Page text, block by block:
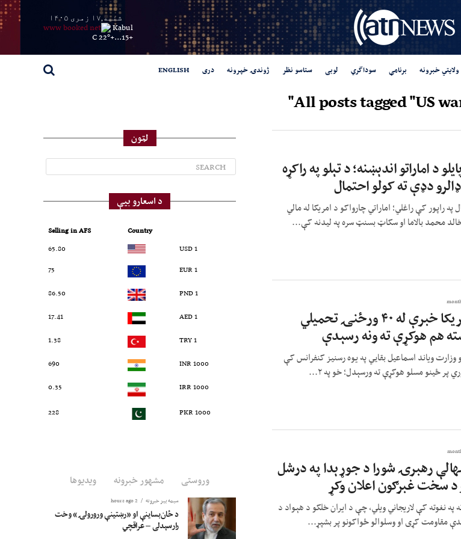
شنبه,۱۷ زمری ۱۴۰۵
Kabul
+
15...
+
22° C
ولایتي خبرونه برنامې سوداگري لوبی ستاسو نظر ژوندۍ خپرونه دری ENGLISH
All posts tagged "US
د اماراتو اندېښنه؛ د تېلو په راکړه
دډې ته کولو احتمال
راپور کې راغلي؛ اماراتي چارواکو د امریکا له مالي
محمد بالاما او سکاټ بسنټ سره په لیدنه کې...
د ایران او امریکا خبرې له ۴۰ ورځنۍ تحمیلي
هم هوکړې ته ونه رسېدې
وزارت ویاند اسماعیل بقايي په یوه رسنیز کنفرانس کې
پر ځینو مسلو هوکړې ته ورسېدل؛ خو په ۲...
رهبرۍ شورا د جوړېدا په درشل
سخت غبرګون اعلان وکړ
په نغوته کې لاریجاني ویلي، چې د ایران خلکو د هېواد د
مقاومت کړی او وسلوالو ځواکونو پر بشپړ...
لټون
د اسعارو بیې
Country
Selling in AFS
1 USD
65.80
1 EUR
75
1 PND
86.50
1 AED
17.41
1 TRY
1.38
1000 INR
690
1000 IRR
0.35
1000 PKR
228
وروستی مشهور خبرونه ویدیوها
سیمه ییز خبرونه 2 hours ago
د ځان‌بساینې او «رښتینې ورورولۍ» وخت
رارسېدلی – عراقچي